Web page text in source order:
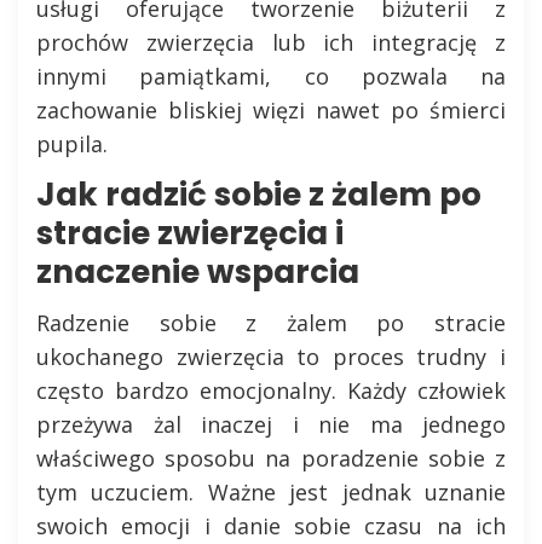
usługi oferujące tworzenie biżuterii z
prochów zwierzęcia lub ich integrację z
innymi pamiątkami, co pozwala na
zachowanie bliskiej więzi nawet po śmierci
pupila.
Jak radzić sobie z żalem po
stracie zwierzęcia i
znaczenie wsparcia
Radzenie sobie z żalem po stracie
ukochanego zwierzęcia to proces trudny i
często bardzo emocjonalny. Każdy człowiek
przeżywa żal inaczej i nie ma jednego
właściwego sposobu na poradzenie sobie z
tym uczuciem. Ważne jest jednak uznanie
swoich emocji i danie sobie czasu na ich